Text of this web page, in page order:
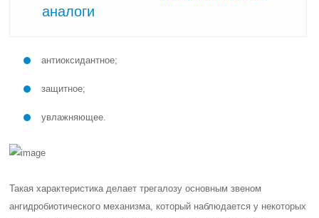
аналоги
антиоксидантное;
защитное;
увлажняющее.
Такая характеристика делает трегалозу основным звеном
ангидробиотического механизма, который наблюдается у некоторых